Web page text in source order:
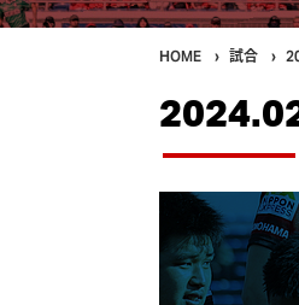
HOME 試合